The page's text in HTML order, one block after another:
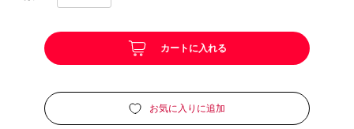
ブレンダー・ミキサー
蜜かけシャワー・レードル
カートに入れる
お気に入りに追加